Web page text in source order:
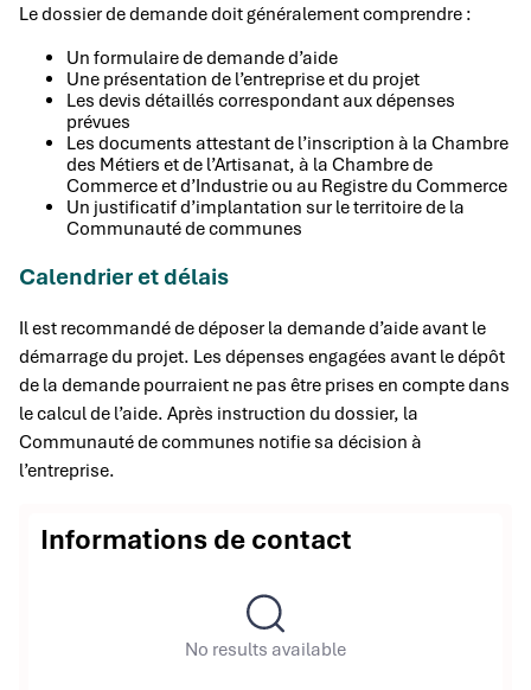
Le dossier de demande doit généralement comprendre :
Un formulaire de demande d’aide
Une présentation de l’entreprise et du projet
Les devis détaillés correspondant aux dépenses
prévues
Les documents attestant de l’inscription à la Chambre
des Métiers et de l’Artisanat, à la Chambre de
Commerce et d’Industrie ou au Registre du Commerce
Un justificatif d’implantation sur le territoire de la
Communauté de communes
Calendrier et délais
Il est recommandé de déposer la demande d’aide avant le
démarrage du projet. Les dépenses engagées avant le dépôt
de la demande pourraient ne pas être prises en compte dans
le calcul de l’aide. Après instruction du dossier, la
Communauté de communes notifie sa décision à
l’entreprise.
Informations de contact
No results available